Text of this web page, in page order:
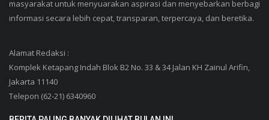
masyarakat untuk menyuarakan aspirasi dan menyebarkan berbagi
informasi secara lebih cepat, transparan, terpercaya, dan beretika.
Alamat Redaksi :
Komplek Ketapang Indah Blok B2 No. 33 & 34 Jalan KH Zainul Arifin,
Jakarta 11140
Telepon (62-21) 6340960